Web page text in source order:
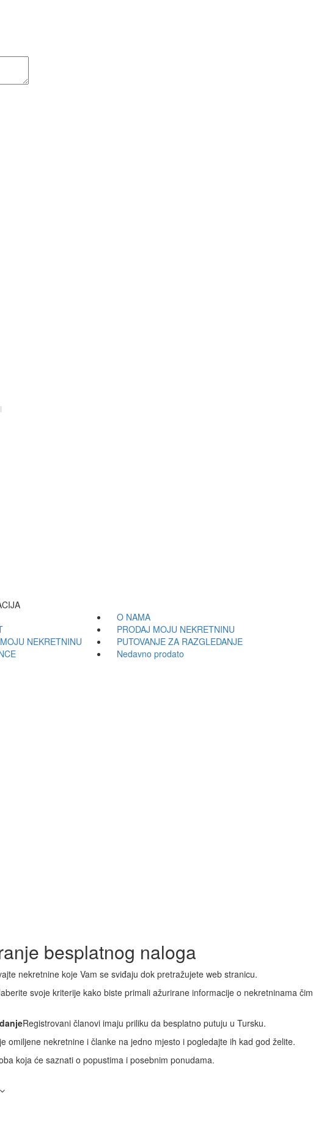
O NAMA
PRODAJ MOJU NEKRETNINU
NEKRETNINU
PUTOVANJE ZA RAZGLEDANJE
Nedavno prodato
besplatnog naloga
nekretnine koje Vam se sviđaju dok pretražujete web stranicu.
svoje kriterije kako biste primali ažurirane informacije o nekretninama čim
Registrovani članovi imaju priliku da besplatno putuju u Tursku.
omiljene nekretnine i članke na jedno mjesto i pogledajte ih kad god želite.
koja će saznati o popustima i posebnim ponudama.